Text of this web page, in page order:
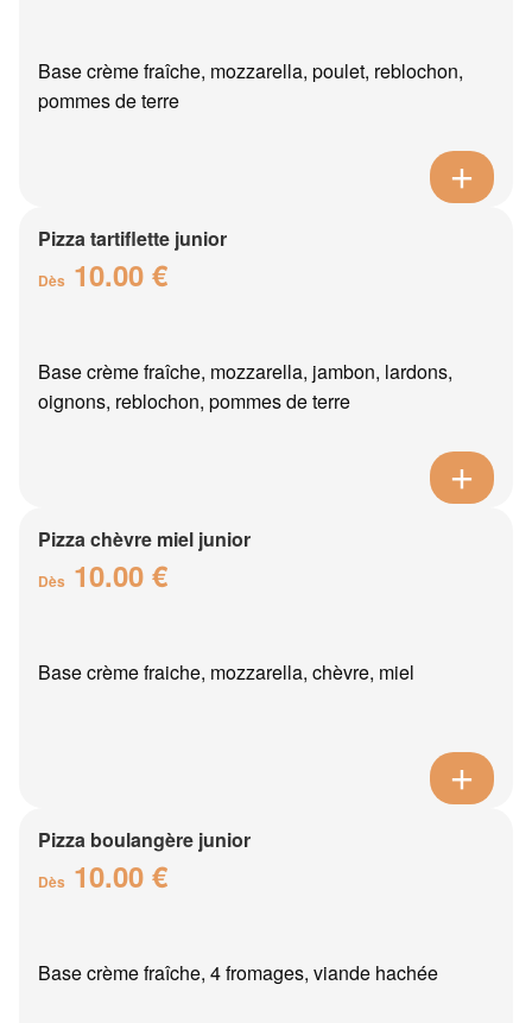
Base crème fraîche, mozzarella, poulet, reblochon,
pommes de terre
Pizza tartiflette junior
Dès 10.00 €
Base crème fraîche, mozzarella, jambon, lardons,
oignons, reblochon, pommes de terre
Pizza chèvre miel junior
Dès 10.00 €
Base crème fraiche, mozzarella, chèvre, miel
Pizza boulangère junior
Dès 10.00 €
Base crème fraîche, 4 fromages, viande hachée